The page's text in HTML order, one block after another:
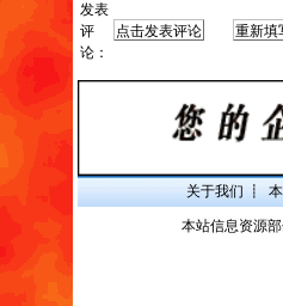
发表
评
论：
关于我们 ┋
本站信息资源